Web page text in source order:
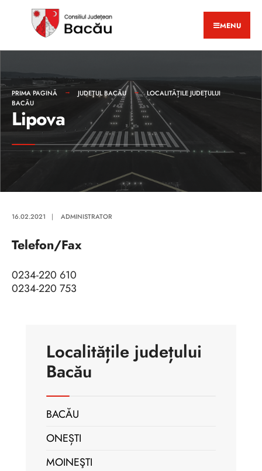
MENU
PRIMA PAGINĂ JUDEȚUL BACĂU
LOCALITĂȚILE JUDEȚULUI
BACĂU
Lipova
16.02.2021 | ADMINISTRATOR
Telefon/Fax
0234-220 610
0234-220 753
Localitățile județului
Bacău
BACĂU
ONEȘTI
MOINEŞTI